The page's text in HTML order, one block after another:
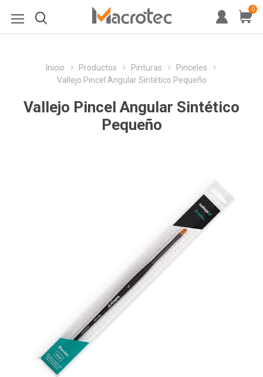
0
Inicio Productos Pinturas
Pinceles
Vallejo Pincel Angular Sintético Pequeño
Vallejo Pincel Angular Sintético
Pequeño